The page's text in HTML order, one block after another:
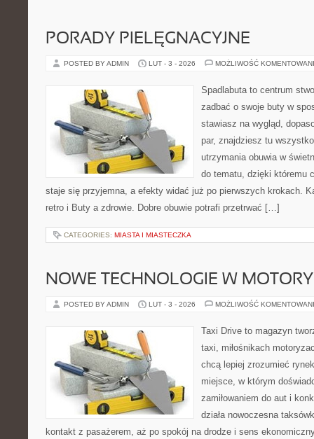
PORADY PIELĘGNACYJNE
POSTED BY ADMIN LUT - 3 - 2026 MOŻLIWOŚĆ
Spadlabuta to centrum
zadbać o swoje buty w
stawiasz na wygląd,
par, znajdziesz tu
utrzymania obuwia w
do tematu, dzięki któremu
staje się przyjemna, a efekty widać już po pierwszych krokach.
retro i Buty a zdrowie. Dobre obuwie potrafi przetrwać […]
CATEGORIES: MIASTA I MIASTECZKA
NOWE TECHNOLOGIE W
POSTED BY ADMIN LUT - 3 - 2026 MOŻLIWOŚĆ
Taxi Drive to magazyn
taxi, miłośnikach
chcą lepiej zrozumieć
miejsce, w którym
zamiłowaniem do aut i
działa nowoczesna
kontakt z pasażerem, aż po spokój na drodze i sens